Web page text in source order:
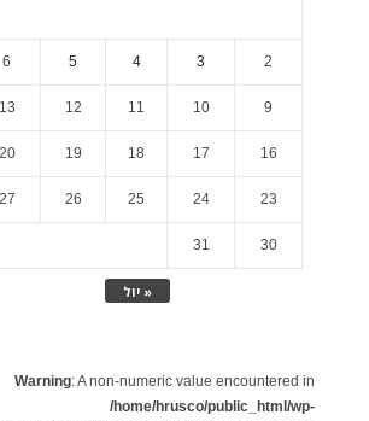
« יול
2
3
4
5
6
9
10
11
12
13
16
17
18
19
20
23
24
25
26
27
30
31
Warning: A non-numeric value encountered in
/home/hrusco/public_html/wp-